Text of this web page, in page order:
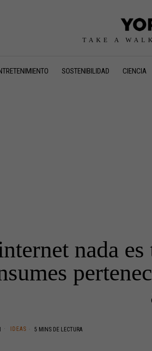
TAKE A
SOSTENIBILIDAD CIENCIA
nada
IDEAS 5 MINS DE LECTURA